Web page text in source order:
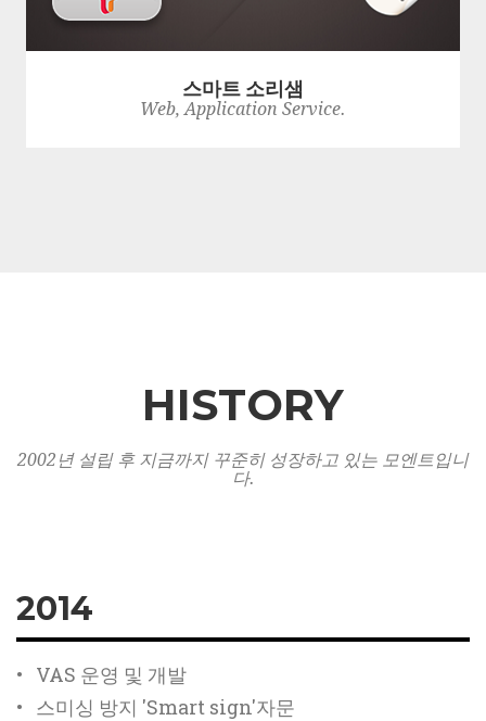
스마트 소리샘
Web, Application Service.
HISTORY
2002년 설립 후 지금까지 꾸준히 성장하고 있는 모엔트입니
다.
2014
• VAS 운영 및 개발
• 스미싱 방지 'Smart sign'자문